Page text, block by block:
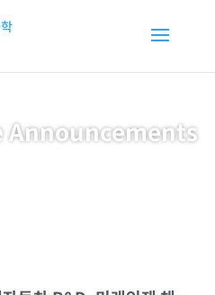
Announcements